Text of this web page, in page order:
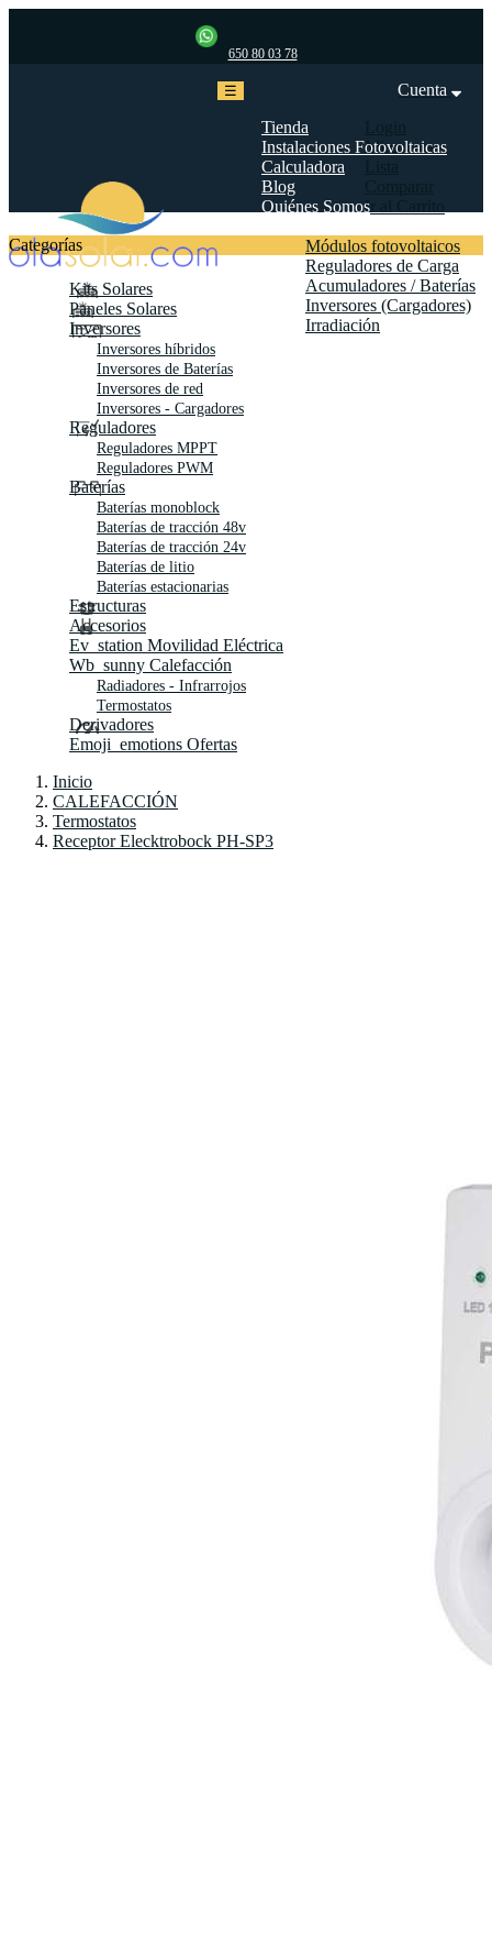
650 80 03 78
Cuenta
Mi cuenta
Ir al Carrito
Navegación
palanca
☰
Tienda
Instalaciones Fotovoltaicas
Calculadora
Blog
Quiénes Somos
Módulos fotovoltaicos
Reguladores de Carga
Acumuladores / Baterías
Inversores (Cargadores)
Irradiación
Categorías
Kits Solares
Paneles Solares
Inversores
Inversores híbridos
Inversores de Baterías
Inversores de red
Inversores - Cargadores
Reguladores
Reguladores MPPT
Reguladores PWM
Baterías
Baterías monoblock
Baterías de tracción 48v
Baterías de tracción 24v
Baterías de litio
Baterías estacionarias
Estructuras
Accesorios
Ev_station Movilidad Eléctrica
Wb_sunny Calefacción
Radiadores - Infrarrojos
Termostatos
Derivadores
Emoji_emotions Ofertas
Inicio
CALEFACCIÓN
Termostatos
Receptor Elecktrobock PH-SP3